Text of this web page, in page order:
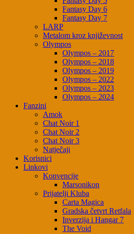
Fantasy Day 6
Fantasy Day 7
LARP
Metalom kroz književnost
Olympos
Olympos – 2017
Olympos – 2018
Olympos – 2019
Olympos – 2022
Olympos – 2023
Olympos – 2024
Fanzini
Amok
Chat Noir 1
Chat Noir 2
Chat Noir 3
Natječaji
Korisnici
Linkovi
Konvencije
Marsonikon
Prijatelji Kluba
Carta Magica
Gradska četvrt Retfala
Inverzija i Hangar 7
The Void